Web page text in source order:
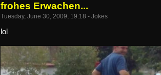
frohes Erwachen...
Tuesday, June 30, 2009, 19:18 - Jokes
lol